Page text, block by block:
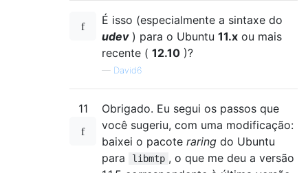
É isso (especialmente a sintaxe do
udev) para o Ubuntu 11.x ou mais
recente ( 12.10 )?
— David6
11
Obrigado. Eu segui os passos que
você sugeriu, com uma modificação:
baixei o pacote raring do Ubuntu
para
libmtp , o que me deu a versão